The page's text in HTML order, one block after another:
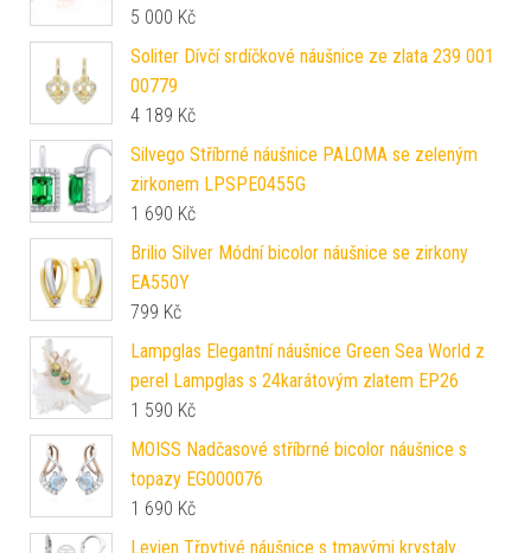
5 000 Kč
Soliter Dívčí srdíčkové náušnice ze zlata 239 001
00779
4 189 Kč
Silvego Stříbrné náušnice PALOMA se zeleným
zirkonem LPSPE0455G
1 690 Kč
Brilio Silver Módní bicolor náušnice se zirkony
EA550Y
799 Kč
Lampglas Elegantní náušnice Green Sea World z
perel Lampglas s 24karátovým zlatem EP26
1 590 Kč
MOISS Nadčasové stříbrné bicolor náušnice s
topazy EG000076
1 690 Kč
Levien Třpytivé náušnice s tmavými krystaly